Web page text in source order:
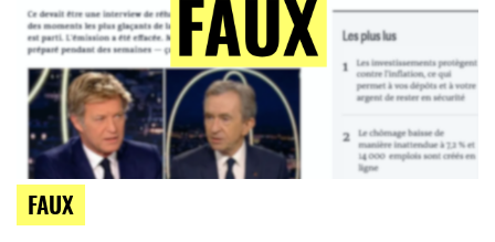
FAUX